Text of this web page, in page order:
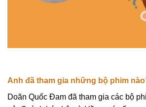
Anh đã tham gia những bộ phim
Doãn Quốc Đam đã tham gia các bộ